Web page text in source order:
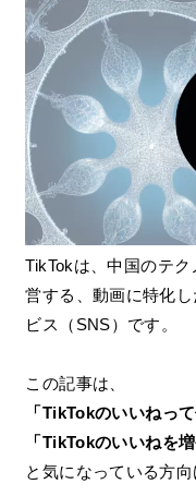
TikTokは、中国のテ
営する、動画に特化
ビス（SNS）です。
この記事は、
「TikTokのいいねって
「TikTokのいいねを
と気になっている方向